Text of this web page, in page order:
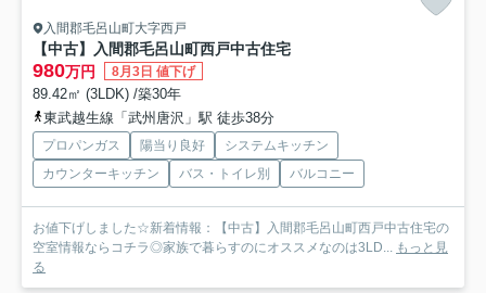
入間郡毛呂山町大字西戸
【中古】入間郡毛呂山町西戸中古住宅
980万円 8月3日 値下げ
89.42㎡ (3LDK) /築30年
東武越生線「武州唐沢」駅 徒歩38分
プロパンガス 陽当り良好
システムキッチン
カウンターキッチン
バス・トイレ別 バルコニー
お値下げしました☆新着情報：【中古】入間郡毛呂山町西戸中古住宅の
空室情報ならコチラ◎家族で暮らすのにオススメなのは3LD... もっと見
る